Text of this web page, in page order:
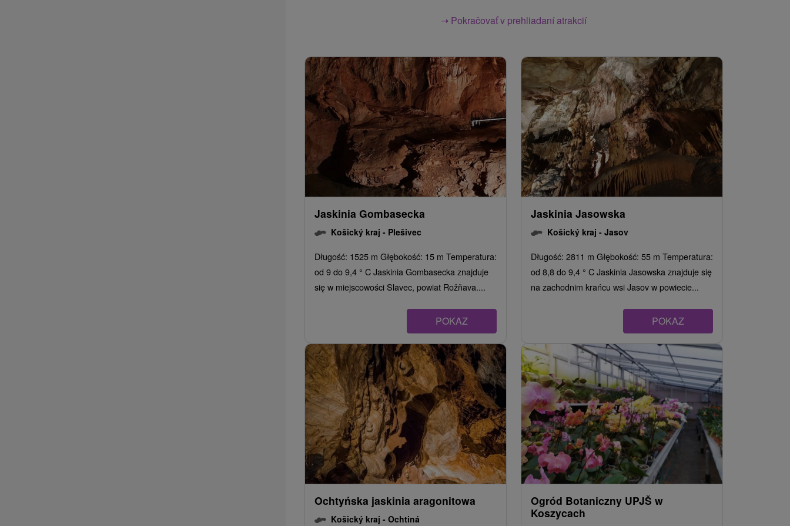
➝ Pokračovať v prehliadaní atrakcií
Jaskinia Gombasecka
Košický kraj - Plešivec
Długość: 1525 m Głębokość: 15 m Temperatura:
od 9 do 9,4 ° C Jaskinia Gombasecka znajduje
się w miejscowości Slavec, powiat Rožňava....
POKAZ
Jaskinia Jasowska
Košický kraj - Jasov
Długość: 2811 m Głębokość: 55 m Temperatura:
od 8,8 do 9,4 ° C Jaskinia Jasowska znajduje się
na zachodnim krańcu wsi Jasov w powiecie...
POKAZ
Ochtyńska jaskinia aragonitowa
Košický kraj - Ochtiná
Ogród Botaniczny UPJŠ w
Koszycach